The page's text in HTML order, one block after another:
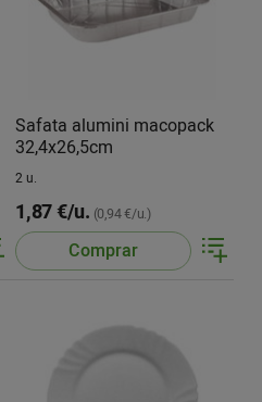
Safata alumini macopack
32,4x26,5cm
2 u.
1,87 €/u. (0,94 €/u.)
Comprar